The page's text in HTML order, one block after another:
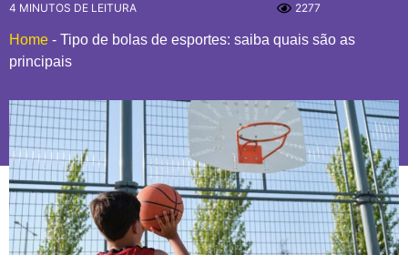
4 MINUTOS DE LEITURA
2277
Home - Tipo de bolas de esportes: saiba quais são as
principais